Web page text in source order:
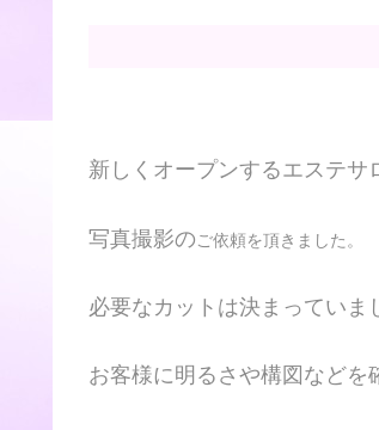
新しくオープンするエステサ
写真撮影のご依頼を頂きました。
必要なカットは決まっていま
お客様に明るさや構図などを